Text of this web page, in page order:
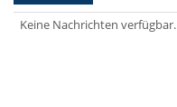
Keine Nachrichten verfügbar.